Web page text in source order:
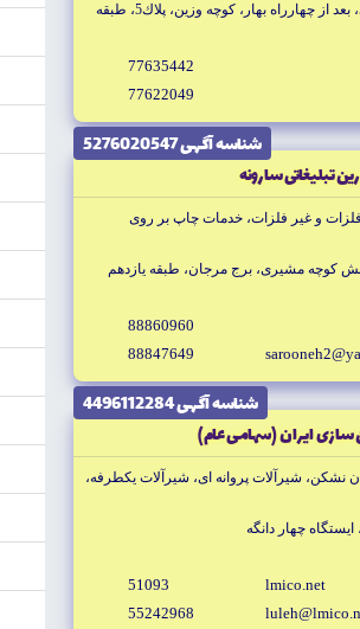
تهران خيابان طالقانى شرقى، بعد از چهارراه بهار، كوچه وزين، پلاك5، طبقه
77635442
77622049
شناسه آگهى 5276020547
تبليغاتى سارونه
و غير فلزات، خدمات چاپ بر روى
كوچه مشيرى، برج مرجان، طبقه يازدهم
88860960
88847649
شناسه آگهى 4496112284
سازى ايران (سهامى عام)
نشكن، شيرآلات پروانه اى، شيرآلات يكطرفه،
lmico.net
51093
55242968